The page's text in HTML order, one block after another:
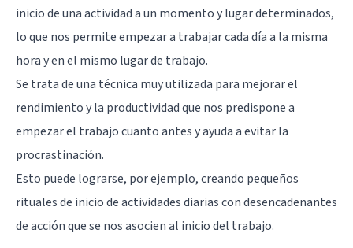
inicio de una actividad a un momento y lugar determinados,
lo que nos permite empezar a trabajar cada día a la misma
hora y en el mismo lugar de trabajo.
Se trata de una técnica muy utilizada para mejorar el
rendimiento y la productividad que nos predispone a
empezar el trabajo cuanto antes y ayuda a evitar la
procrastinación.
Esto puede lograrse, por ejemplo, creando pequeños
rituales de inicio de actividades diarias con desencadenantes
de acción que se nos asocien al inicio del trabajo.